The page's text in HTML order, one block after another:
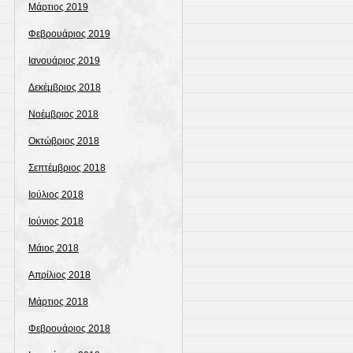
Μάρτιος 2019
Φεβρουάριος 2019
Ιανουάριος 2019
Δεκέμβριος 2018
Νοέμβριος 2018
Οκτώβριος 2018
Σεπτέμβριος 2018
Ιούλιος 2018
Ιούνιος 2018
Μάιος 2018
Απρίλιος 2018
Μάρτιος 2018
Φεβρουάριος 2018